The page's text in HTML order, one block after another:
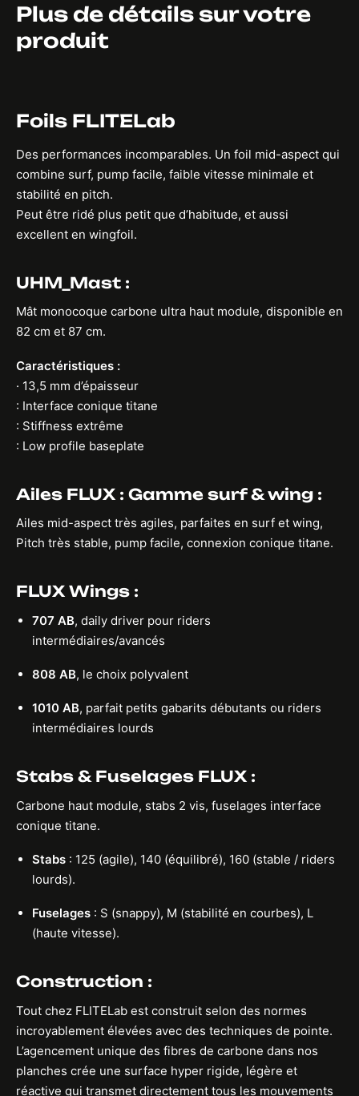
Plus de détails sur votre
produit
Foils FLITELab
Des performances incomparables. Un foil mid-aspect qui
combine surf, pump facile, faible vitesse minimale et
stabilité en pitch.
Peut être ridé plus petit que d’habitude, et aussi
excellent en wingfoil.
UHM_Mast :
Mât monocoque carbone ultra haut module, disponible en
82 cm et 87 cm.
Caractéristiques :
· 13,5 mm d’épaisseur
: Interface conique titane
: Stiffness extrême
: Low profile baseplate
Ailes FLUX : Gamme surf & wing :
Ailes mid-aspect très agiles, parfaites en surf et wing,
Pitch très stable, pump facile, connexion conique titane.
FLUX Wings :
707 AB, daily driver pour riders
intermédiaires/avancés
808 AB, le choix polyvalent
1010 AB, parfait petits gabarits débutants ou riders
intermédiaires lourds
Stabs & Fuselages FLUX :
Carbone haut module, stabs 2 vis, fuselages interface
conique titane.
Stabs: 125 (agile), 140 (équilibré), 160 (stable / riders
lourds).
Fuselages: S (snappy), M (stabilité en courbes), L
(haute vitesse).
Construction :
Tout chez FLITELab est construit selon des normes
incroyablement élevées avec des techniques de pointe.
L’agencement unique des fibres de carbone dans nos
planches crée une surface hyper rigide, légère et
réactive qui transmet directement tous les mouvements